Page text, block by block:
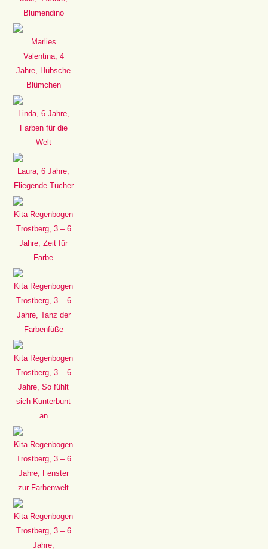
Blumendino
Marlies
Valentina, 4
Jahre, Hübsche
Blümchen
Linda, 6 Jahre,
Farben für die
Welt
Laura, 6 Jahre,
Fliegende Tücher
Kita Regenbogen
Trostberg, 3 – 6
Jahre, Zeit für
Farbe
Kita Regenbogen
Trostberg, 3 – 6
Jahre, Tanz der
Farbenfüße
Kita Regenbogen
Trostberg, 3 – 6
Jahre, So fühlt
sich Kunterbunt
an
Kita Regenbogen
Trostberg, 3 – 6
Jahre, Fenster
zur Farbenwelt
Kita Regenbogen
Trostberg, 3 – 6
Jahre,